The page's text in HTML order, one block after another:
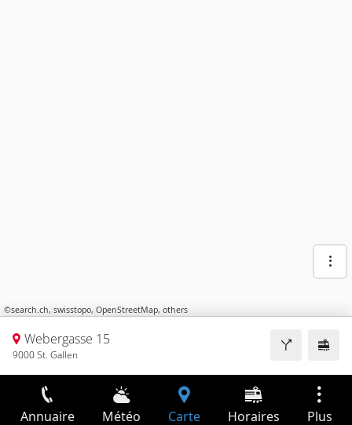
©search.ch, swisstopo, OpenStreetMap, others
Webergasse 15
9000 St. Gallen
Annuaire Météo Carte Horaires Plus